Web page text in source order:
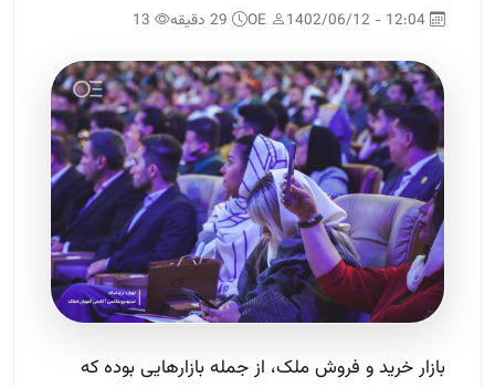
بازار خرید و فروش ملک، از جمله بازارهایی بوده که